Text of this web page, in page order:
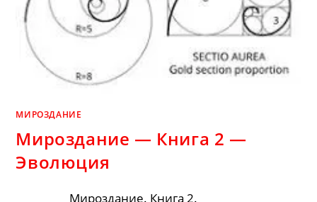
МИРОЗДАНИЕ
Мироздание — Книга 2 —
Эволюция
Мироздание. Книга 2.